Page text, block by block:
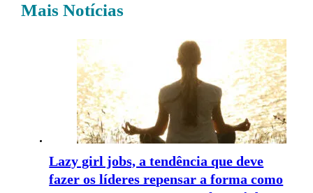
Mais Notícias
Lazy girl jobs, a tendência que deve
fazer os líderes repensar a forma como